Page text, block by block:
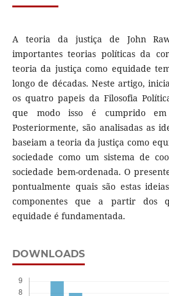
A teoria da justiça de John
importantes teorias políticas da
teoria da justiça como equidade
longo de décadas. Neste artigo,
os quatro papeis da Filosofia
que modo isso é cumprido
Posteriormente, são analisadas as
baseiam a teoria da justiça como
sociedade como um sistema de
sociedade bem-ordenada. O
pontualmente quais são estas
componentes que a partir dos
equidade é fundamentada.
DOWNLOADS